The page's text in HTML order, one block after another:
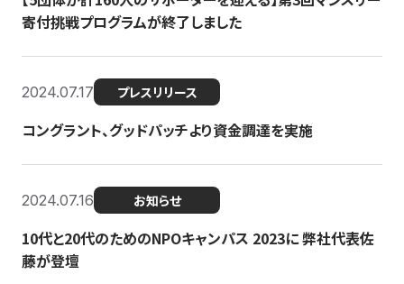
寄付挑戦プログラムが終了しました
2024.07.17 プレスリリース
コングラント、グッドパッチより資金調達を実施
2024.07.16 お知らせ
10代と20代のためのNPOキャンパス 2023に 弊社代表佐
藤が登壇